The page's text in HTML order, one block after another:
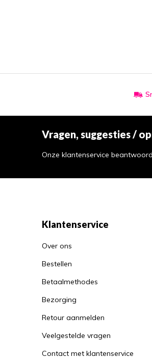
Vragen, suggesties /
Onze klantenservice
Klantenservice
Over ons
Bestellen
Betaalmethodes
Bezorging
Retour aanmelden
Veelgestelde vragen
Contact met klantenservice